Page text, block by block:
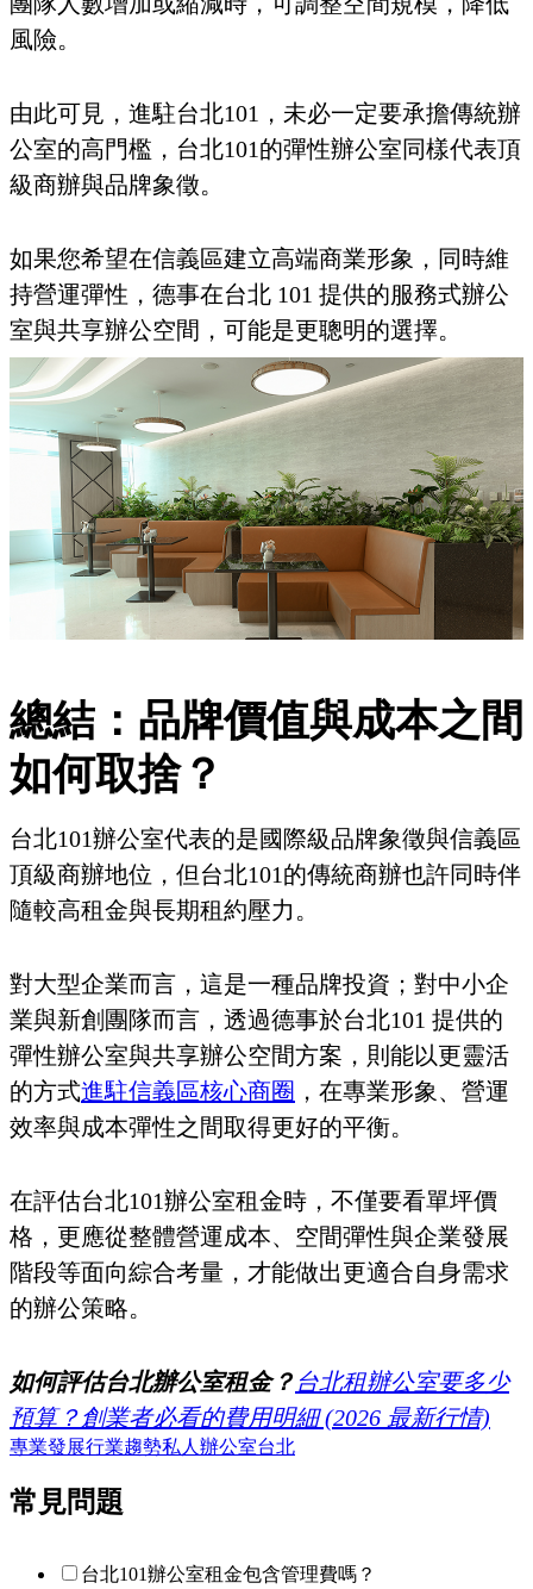
風險。
由此可見，進駐台北101，未必一定要承擔傳統辦
公室的高門檻，台北101的彈性辦公室同樣代表頂
級商辦與品牌象徵。
如果您希望在信義區建立高端商業形象，同時維
持營運彈性，德事在台北 101 提供的服務式辦公
室與共享辦公空間，可能是更聰明的選擇。
總結：品牌價值與成本之間
如何取捨？
台北101辦公室代表的是國際級品牌象徵與信義區
頂級商辦地位，但台北101的傳統商辦也許同時伴
隨較高租金與長期租約壓力。
對大型企業而言，這是一種品牌投資；對中小企
業與新創團隊而言，透過德事於台北101 提供的
彈性辦公室與共享辦公空間方案，則能以更靈活
的方式進駐信義區核心商圈 ，在專業形象、營運
效率與成本彈性之間取得更好的平衡。
在評估台北101辦公室租金時，不僅要看單坪價
格，更應從整體營運成本、空間彈性與企業發展
階段等面向綜合考量，才能做出更適合自身需求
的辦公策略。
如何評估台北辦公室租金？ 台北租辦公室要多少
預算？創業者必看的費用明細 (2026 最新行情)
專業發展行業趨勢私人辦公室台北
常見問題
台北101辦公室租金包含管理費嗎？